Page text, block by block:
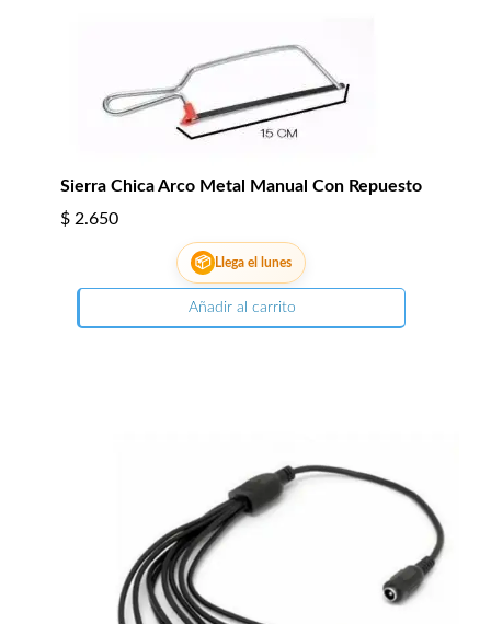
Sierra Chica Arco Metal Manual Con Repuesto
$ 2.650
📦 Llega el lunes
Añadir al carrito